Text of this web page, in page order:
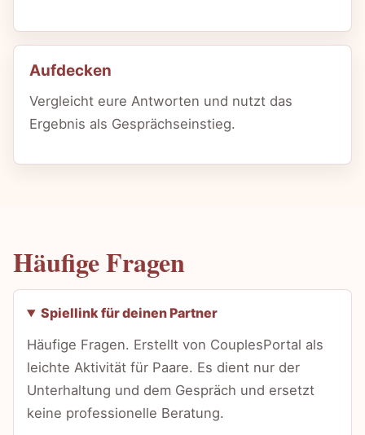
Aufdecken
Vergleicht eure Antworten und nutzt das
Ergebnis als Gesprächseinstieg.
Häufige Fragen
Spiellink für deinen Partner
Häufige Fragen. Erstellt von CouplesPortal als
leichte Aktivität für Paare. Es dient nur der
Unterhaltung und dem Gespräch und ersetzt
keine professionelle Beratung.